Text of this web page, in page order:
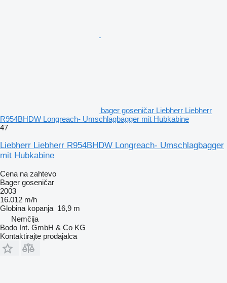
bager goseničar Liebherr Liebherr
R954BHDW Longreach- Umschlagbagger mit Hubkabine
47
Liebherr Liebherr R954BHDW Longreach- Umschlagbagger
mit Hubkabine
Cena na zahtevo
Bager goseničar
2003
16.012 m/h
Globina kopanja 16,9 m
Nemčija
Bodo Int. GmbH & Co KG
Kontaktirajte prodajalca